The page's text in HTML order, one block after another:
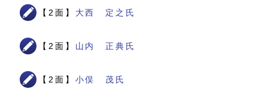
【2面】 大西 定之氏
【2面】 山内 正典氏
【2面】 小俣 茂氏